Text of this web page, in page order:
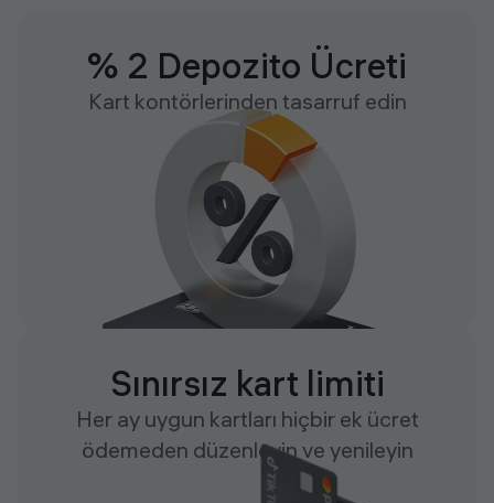
% 2 Depozito Ücreti
Kart kontörlerinden tasarruf edin
Sınırsız kart limiti
Her ay uygun kartları hiçbir ek ücret
ödemeden düzenleyin ve yenileyin